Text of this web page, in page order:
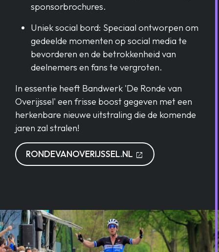
sponsorbrochures.
Uniek social bord: Speciaal ontworpen om
gedeelde momenten op social media te
bevorderen en de betrokkenheid van
deelnemers en fans te vergroten.
In essentie heeft Bandwerk 'De Ronde van
Overijssel' een frisse boost gegeven met een
herkenbare nieuwe uitstraling die de komende
jaren zal stralen!
RONDEVANOVERIJSSEL.NL open_in_new OPENT IN EEN